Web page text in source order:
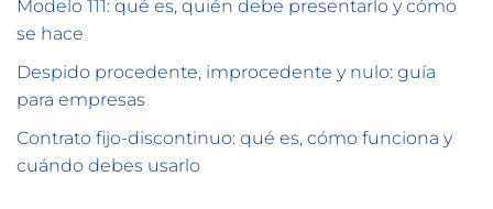
Modelo 111: qué es, quién debe presentarlo y cómo
se hace
Despido procedente, improcedente y nulo: guía
para empresas
Contrato fijo-discontinuo: qué es, cómo funciona y
cuándo debes usarlo